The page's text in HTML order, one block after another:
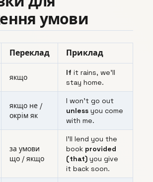
умови
Переклад Приклад
якщо
If it rains, we’ll
stay home.
якщо не /
окрім як
I won’t go out
unless you come
with me.
за умови
що / якщо
I’ll lend you the
book provided
(that) you give
it back soon.